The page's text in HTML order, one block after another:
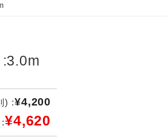
) :¥4,200
¥4,620